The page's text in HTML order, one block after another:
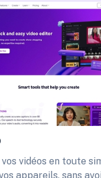
vidéos en toute
appareils, sans